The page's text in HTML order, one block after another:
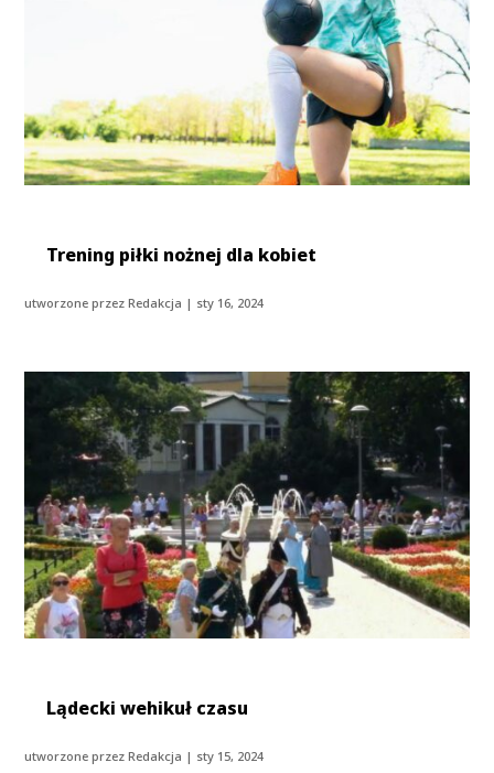
Trening piłki nożnej dla kobiet
utworzone przezRedakcja | sty 16, 2024
Lądecki wehikuł czasu
utworzone przezRedakcja | sty 15, 2024